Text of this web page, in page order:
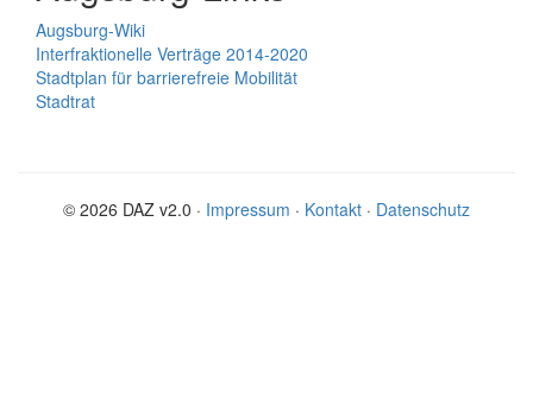
Augsburg-Wiki
Interfraktionelle Verträge 2014-2020
Stadtplan für barrierefreie Mobilität
Stadtrat
© 2026 DAZ v2.0 · Impressum · Kontakt · Datenschutz